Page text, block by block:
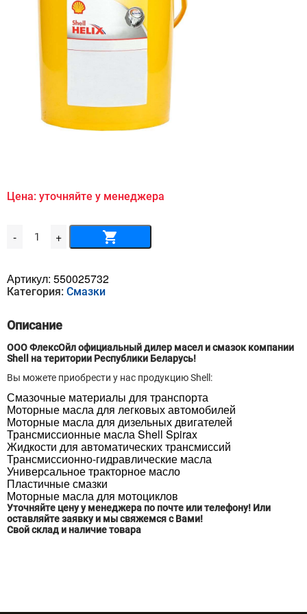
Цена: уточняйте у менеджера
- Количество
товара
Transfer
S2
20л
+
Артикул: 550025732
Категория: Смазки
Описание
ООО ФлексОйл официальный дилер масел и смазок компании
Shell на територии Республики Беларусь!
Вы можете приобрести у нас продукцию Shell:
Смазочные материалы для транспорта
Моторные масла для легковых автомобилей
Моторные масла для дизельных двигателей
Трансмиссионные масла Shell Spirax
Жидкости для автоматических трансмиссий
Трансмиссионно-гидравлические масла
Универсальное тракторное масло
Пластичные смазки
Моторные масла для мотоциклов
Уточняйте цену у менеджера по почте или телефону! Или
оставляйте заявку и мы свяжемся с Вами!
Свой склад и наличие товара